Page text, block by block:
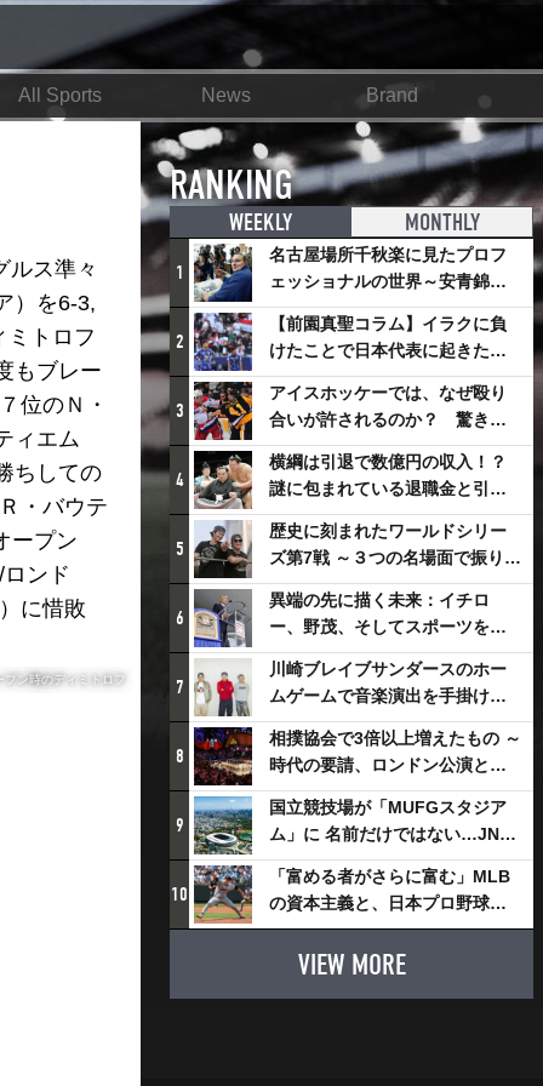
All Sports News Brand
ルス準々
）を6-3,
ミトロフ
もブレー
位のＮ・
ィエム
ちしての
・バウテ
ープン
ンド
に惜敗
プン時のディミトロフ
RANKING
WEEKLY MONTHLY
1
名古屋場所千秋楽に見たプロフ
ェッショナルの世界～安青錦の
優勝を巡るさまざまなドラマ
2
【前園真聖コラム】イラクに負
けたことで日本代表に起きたプ
ラスとは
3
アイスホッケーでは、なぜ殴り
合いが許されるのか？ 驚きの
「ファイティング」ルールにつ
いて
4
横綱は引退で数億円の収入！？
謎に包まれている退職金と引退
相撲興行
5
歴史に刻まれたワールドシリー
ズ第7戦 ～３つの名場面で振り返
る～
6
異端の先に描く未来：イチロ
ー、野茂、そしてスポーツを支
える科学界の挑戦
7
川崎ブレイブサンダースのホー
ムゲームで音楽演出を手掛ける
スチャダラパーが川崎新！アリ
ーナシティ・プロジェクトを語
る 「楽しみでしかないでしょ。
川崎は、ずっと成長曲線だか
ら」
8
相撲協会で3倍以上増えたもの ～
時代の要請、ロンドン公演と古
式大相撲
9
国立競技場が「MUFGスタジア
ム」に 名前だけではない…JNSE
とMUFGが“共創”し描く地域活
性化・社会価値創造の近未来図
とは
10
「富める者がさらに富む」MLB
の資本主義と、日本プロ野球が
踏み出せない一歩
VIEW MORE